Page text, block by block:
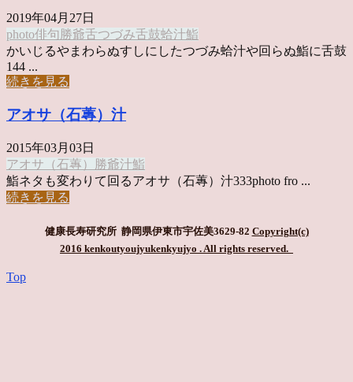
2019年04月27日
photo俳句 勝爺舌つづみ舌鼓蛤汁鮨
かいじるやまわらぬすしにしたつづみ蛤汁や回らぬ鮨に舌鼓
144 ...
続きを見る
アオサ（石蓴）汁
2015年03月03日
アオサ（石蓴）
勝爺汁鮨
鮨ネタも変わりて回るアオサ（石蓴）汁333photo fro ...
続きを見る
健康長寿研究所 静岡県伊東市宇佐美3629-82 Copyright(c)
2016 kenkoutyoujyukenkyujyo . All rights reserved.
Top